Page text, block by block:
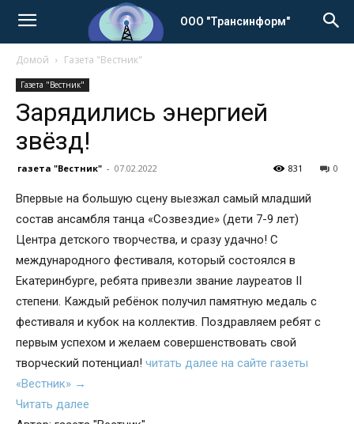
ООО "Трансинформ"
Домой Газета "Вестник"
Газета "Вестник"
Зарядились энергией
звёзд!
газета "Вестник" - 07.02.2022 0
831
Впервые на большую сцену выезжал самый младший
состав ансамбля танца «Созвездие» (дети 7-9 лет)
Центра детского творчества, и сразу удачно! С
международного фестиваля, который состоялся в
Екатеринбурге, ребята привезли звание лауреатов II
степени. Каждый ребёнок получил памятную медаль с
фестиваля и кубок на коллектив. Поздравляем ребят с
первым успехом и желаем совершенствовать свой
творческий потенциал! читать далее на сайте газеты
«Вестник» →
Читать далее